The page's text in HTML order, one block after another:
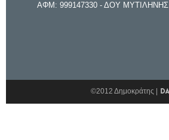
ΑΦΜ: 999147330 - ΔΟΥ ΜΥΤΙΛΗΝΗΣ
©2012 Δημοκράτης |